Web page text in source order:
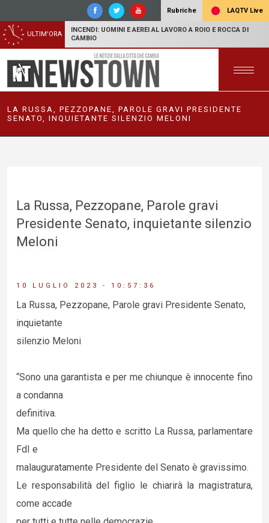
Rubriche LAQTV Live
ULTIM'ORA
INCENDI: UOMINI E AEREI AL LAVORO A ROIO E ROCCA DI
CAMBIO
LA RUSSA, PEZZOPANE, PAROLE GRAVI PRESIDENTE
SENATO, INQUIETANTE SILENZIO MELONI
La Russa, Pezzopane, Parole gravi
Presidente Senato, inquietante silenzio
Meloni
10 LUGLIO 2023 - 10:57:36
La Russa, Pezzopane, Parole gravi Presidente Senato,
inquietante
silenzio Meloni
“Sono una garantista e per me chiunque è innocente fino
a condanna
definitiva.
Ma quello che ha detto e scritto La Russa, parlamentare
FdI e
malauguratamente Presidente del Senato è gravissimo.
Le responsabilità del figlio le chiarirà la magistratura,
come accade